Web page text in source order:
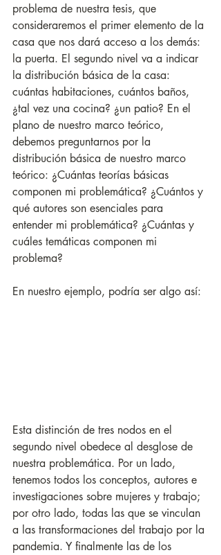
problema de nuestra tesis, que
consideraremos el primer elemento de la
casa que nos dará acceso a los demás:
la puerta. El segundo nivel va a indicar
la distribución básica de la casa:
cuántas habitaciones, cuántos baños,
¿tal vez una cocina? ¿un patio? En el
plano de nuestro marco teórico,
debemos preguntarnos por la
distribución básica de nuestro marco
teórico: ¿Cuántas teorías básicas
componen mi problemática? ¿Cuántos y
qué autores son esenciales para
entender mi problemática? ¿Cuántas y
cuáles temáticas componen mi
problema?
En nuestro ejemplo, podría ser algo así:
Esta distinción de tres nodos en el
segundo nivel obedece al desglose de
nuestra problemática. Por un lado,
tenemos todos los conceptos, autores e
investigaciones sobre mujeres y trabajo;
por otro lado, todas las que se vinculan
a las transformaciones del trabajo por la
pandemia. Y finalmente las de los